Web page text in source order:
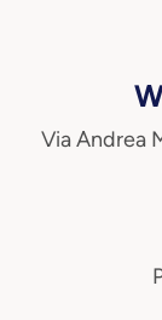
Via Andrea